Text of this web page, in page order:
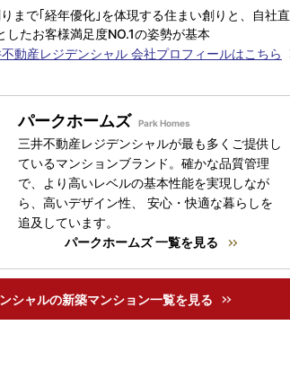
まで｢経年優化｣を体現する住まい創りと、自社直
たお客様満足度NO.1の姿勢が基本
動産レジデンシャル 会社プロフィールはこちら
パークホームズ
三井不動産レジデンシャルが最も多くご提供し
ているマンションブランド。確かな品質管理
で、より高いレベルの基本性能を実現しなが
ら、高いデザイン性、 安心・快適な暮らしを
追及しています。
パークホームズ 一覧を見る
シャルの新築マンション一覧を見る